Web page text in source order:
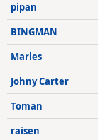
pipan
BINGMAN
Marles
Johny Carter
Toman
raisen